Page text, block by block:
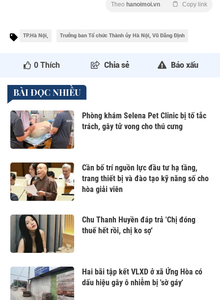
Theo hanoimoi.vn Copy link
TP.Hà Nội, Trưởng ban Tổ chức Thành ủy Hà Nội, Vũ Đăng Định
0 Thích Chia sẻ Báo xấu
BÀI ĐỌC NHIỀU
Phòng khám Selena Pet Clinic bị tố tắc
trách, gây tử vong cho thú cưng
Cần bố trí nguồn lực đầu tư hạ tầng,
trang thiết bị và đào tạo kỹ năng số cho
hòa giải viên
Chu Thanh Huyền đáp trả 'Chị đóng
thuế hết rồi, chị ko sợ'
Hai bãi tập kết VLXD ở xã Ứng Hòa có
dấu hiệu gây ô nhiễm bị 'sờ gáy'